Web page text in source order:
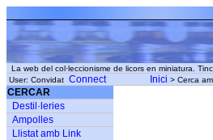
La web del col·leccionisme de licors en miniatura.
User: Convidat Connect Inici > Cerca
CERCAR
Destil·leries
Ampolles
Llistat amb Link